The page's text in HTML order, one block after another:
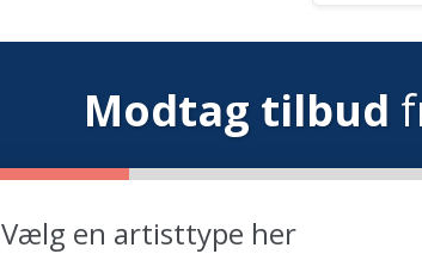
Modtag tilbud
Vælg en artisttype her